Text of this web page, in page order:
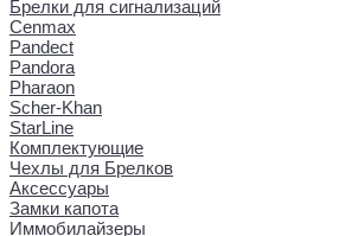
Брелки для сигнализаций
Cenmax
Pandect
Pandora
Pharaon
Scher-Khan
StarLine
Комплектующие
Чехлы для Брелков
Аксессуары
Замки капота
Иммобилайзеры